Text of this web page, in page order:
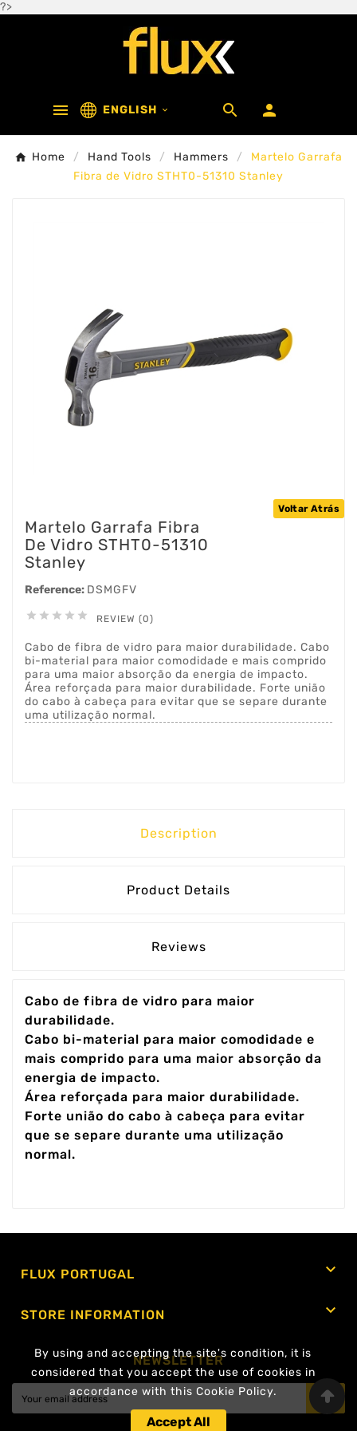
?>
By using and accepting the site's condition, it is
considered that you accept the use of cookies in
accordance with this Cookie Policy.
Accept All
 ENGLISH   
Home Hand Tools Hammers
Martelo Garrafa
Fibra de Vidro STHT0-51310 Stanley
Voltar Atrás
Martelo Garrafa Fibra
De Vidro STHT0-51310
Stanley
Reference: DSMGFV
     REVIEW (0)
Cabo de fibra de vidro para maior durabilidade. Cabo
bi-material para maior comodidade e mais comprido
para uma maior absorção da energia de impacto.
Área reforçada para maior durabilidade. Forte união
do cabo à cabeça para evitar que se separe durante
uma utilização normal.
Description
Product Details
Reviews
Cabo de fibra de vidro para maior
durabilidade.
Cabo bi-material para maior comodidade e
mais comprido para uma maior absorção da
energia de impacto.
Área reforçada para maior durabilidade.
Forte união do cabo à cabeça para evitar
que se separe durante uma utilização
normal.
FLUX PORTUGAL 
STORE INFORMATION 
NEWSLETTER
OK